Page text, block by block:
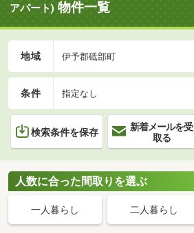
アパート) 物件一覧
地域 伊予郡砥部町
条件 指定なし
検索条件を保存
新着メールを受
取る
人数に合った間取りを選ぶ
一人暮らし 二人暮らし